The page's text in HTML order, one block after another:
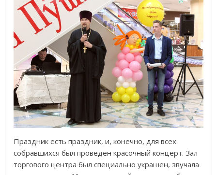
Праздник есть праздник, и, конечно, для всех
собравшихся был проведен красочный концерт. Зал
торгового центра был специально украшен, звучала